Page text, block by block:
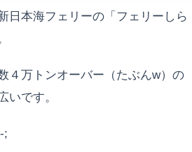
日本海フェリーの「フェリーしら
４万トンオーバー（たぶんw）の
いです。
;